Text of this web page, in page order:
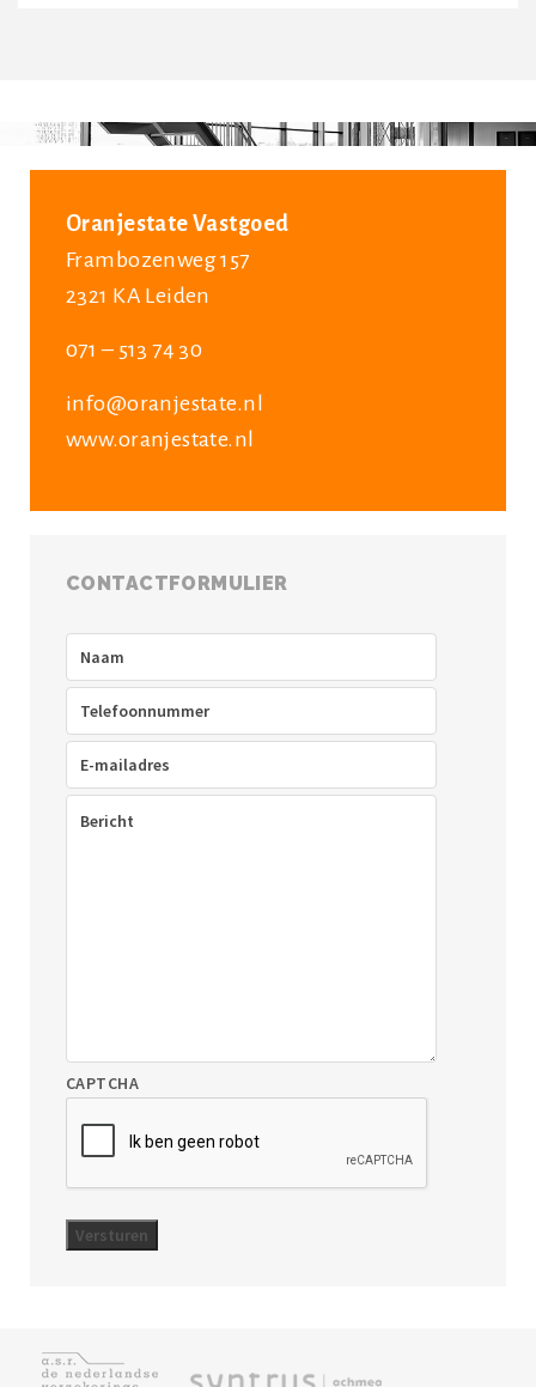
Oranjestate Vastgoed
Frambozenweg 157
2321 KA Leiden
071 – 513 74 30
info@oranjestate.nl
www.oranjestate.nl
CONTACTFORMULIER
Telefoon
mailadres(Vereist)
CAPTCHA